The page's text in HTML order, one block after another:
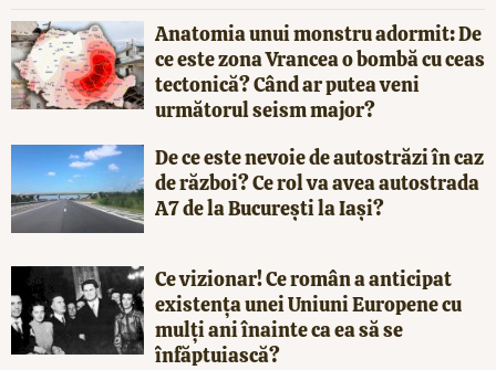
Anatomia unui monstru adormit: De
ce este zona Vrancea o bombă cu ceas
tectonică? Când ar putea veni
următorul seism major?
De ce este nevoie de autostrăzi în caz
de război? Ce rol va avea autostrada
A7 de la București la Iași?
Ce vizionar! Ce român a anticipat
existența unei Uniuni Europene cu
mulți ani înainte ca ea să se
înfăptuiască?